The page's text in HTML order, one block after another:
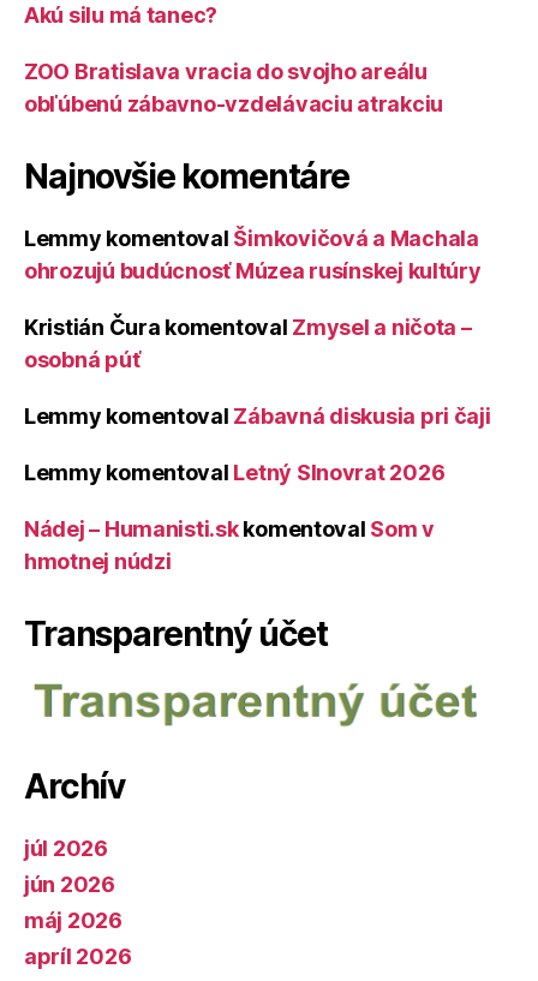
Akú silu má tanec?
ZOO Bratislava vracia do svojho areálu
obľúbenú zábavno-vzdelávaciu atrakciu
Najnovšie komentáre
Lemmy komentoval Šimkovičová a Machala
ohrozujú budúcnosť Múzea rusínskej kultúry
Kristián Čura komentoval Zmysel a ničota –
osobná púť
Lemmy komentoval Zábavná diskusia pri čaji
Lemmy komentoval Letný Slnovrat 2026
Nádej – Humanisti.skkomentoval Som v
hmotnej núdzi
Transparentný účet
Archív
júl 2026
jún 2026
máj 2026
apríl 2026